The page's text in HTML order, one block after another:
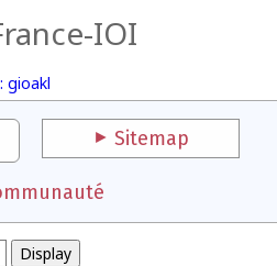
IOI
gioakl
Sitemap